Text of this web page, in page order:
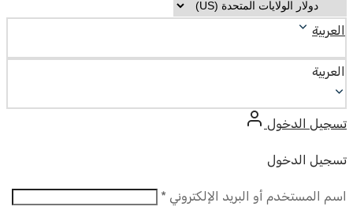
العربية
العربية
تسجيل الدخول
تسجيل الدخول
اسم المستخدم أو البريد الإلكتروني *